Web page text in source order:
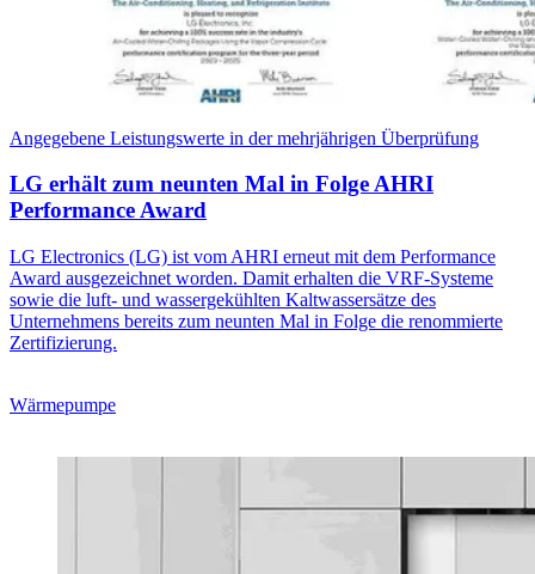
Angegebene Leistungswerte in der mehrjährigen Überprüfung
LG erhält zum neunten Mal in Folge AHRI
Performance Award
LG Electronics (LG) ist vom AHRI erneut mit dem Performance
Award ausgezeichnet worden. Damit erhalten die VRF-Systeme
sowie die luft- und wassergekühlten Kaltwassersätze des
Unternehmens bereits zum neunten Mal in Folge die renommierte
Zertifizierung.
Wärmepumpe